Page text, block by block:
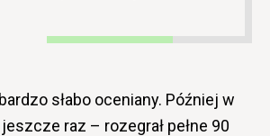
słabo oceniany. Później w
raz – rozegrał pełne 90